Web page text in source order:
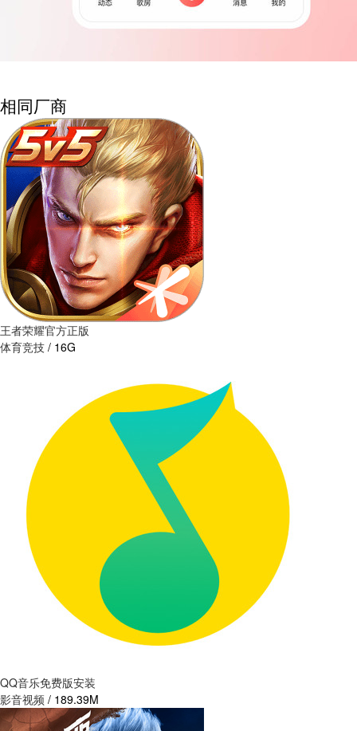
相同厂商
王者荣耀官方正版
体育竞技 / 16G
QQ音乐免费版安装
影音视频 / 189.39M